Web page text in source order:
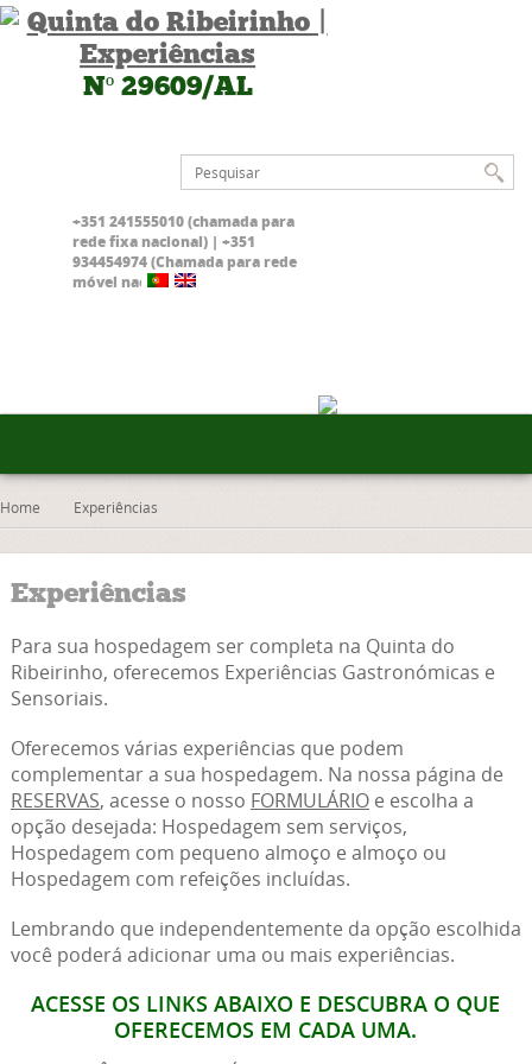
Nº 29609/AL
+351 241555010 (chamada para
rede fixa nacional) | +351
934454974 (Chamada para rede
móvel nacional)
Home Experiências
Experiências
Para sua hospedagem ser completa na Quinta do
Ribeirinho, oferecemos Experiências Gastronómicas e
Sensoriais.
Oferecemos várias experiências que podem
complementar a sua hospedagem. Na nossa página de
RESERVAS, acesse o nosso FORMULÁRIOe escolha a
opção desejada: Hospedagem sem serviços,
Hospedagem com pequeno almoço e almoço ou
Hospedagem com refeições incluídas.
Lembrando que independentemente da opção escolhida
você poderá adicionar uma ou mais experiências.
ACESSE OS LINKS ABAIXO E DESCUBRA O QUE
OFERECEMOS EM CADA UMA.